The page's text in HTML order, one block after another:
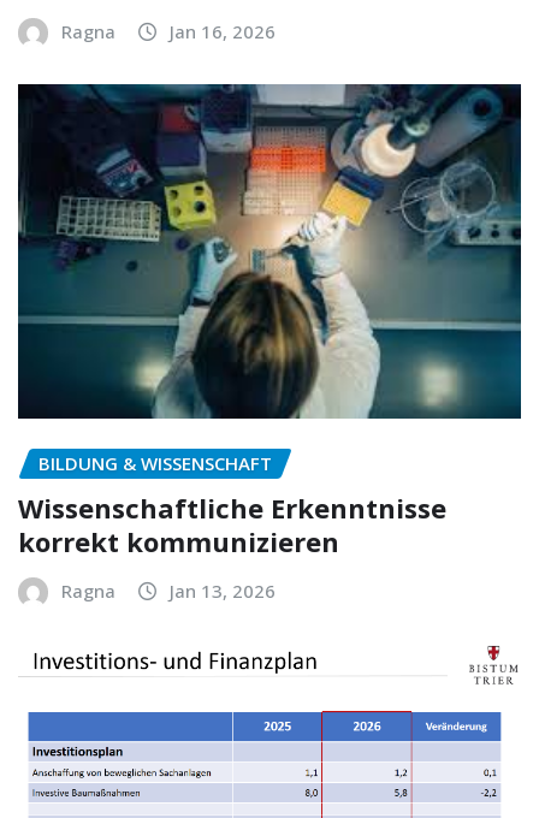
Ragna Jan 16, 2026
BILDUNG & WISSENSCHAFT
Wissenschaftliche Erkenntnisse
korrekt kommunizieren
Ragna Jan 13, 2026